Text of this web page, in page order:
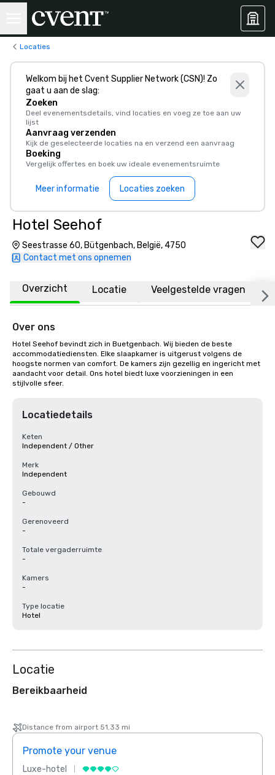
Locaties
Welkom bij het Cvent Supplier Network (CSN)! Zo
gaat u aan de slag:
Zoeken
Deel evenementsdetails, vind locaties en voeg ze toe aan uw
lijst
Aanvraag verzenden
Kijk de geselecteerde locaties na en verzend een aanvraag
Boeking
Vergelijk offertes en boek uw ideale evenementsruimte
Meer informatie Locaties zoeken
Hotel Seehof
Seestrasse 60, Bütgenbach, België, 4750
Contact met ons opnemen
Overzicht Locatie Veelgestelde vragen
Over ons
Hotel Seehof bevindt zich in Buetgenbach. Wij bieden de beste
accommodatiediensten. Elke slaapkamer is uitgerust volgens de
hoogste normen van comfort. De kamers zijn gezellig en ingericht met
aandacht voor detail. Ons hotel biedt luxe voorzieningen in een
stijlvolle sfeer.
Locatiedetails
Keten
Independent / Other
Merk
Independent
Gebouwd
-
Gerenoveerd
-
Totale vergaderruimte
-
Kamers
-
Type locatie
Hotel
Locatie
Bereikbaarheid
Distance from airport 51.33 mi
Promote your venue
Luxe-hotel